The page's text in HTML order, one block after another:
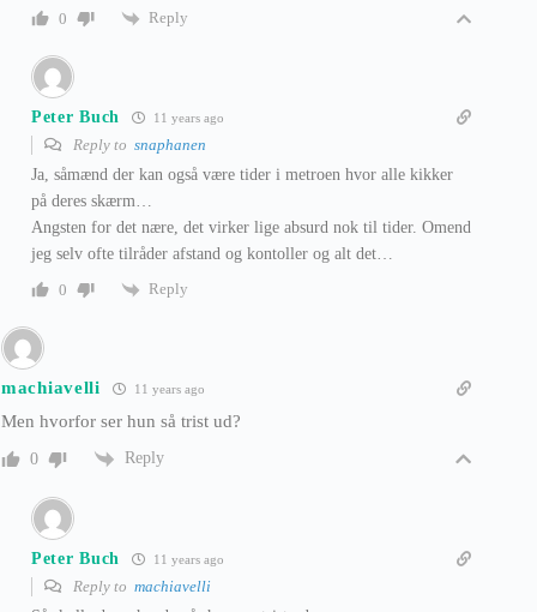
0
Reply
Peter Buch 11 years ago
Reply to snaphanen
Ja, såmænd der kan også være tider i metroen hvor alle kikker
på deres skærm…
Angsten for det nære, det virker lige absurd nok til tider. Omend
jeg selv ofte tilråder afstand og kontoller og alt det…
0
Reply
machiavelli 11 years ago
Men hvorfor ser hun så trist ud?
0 Reply
Peter Buch 11 years ago
Reply to machiavelli